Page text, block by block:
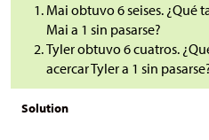
Mai obtuvo 6 seises. ¿Qué
Mai a 1 sin pasarse?
Tyler obtuvo 6 cuatros.
acercar Tyler a 1 sin
Solution